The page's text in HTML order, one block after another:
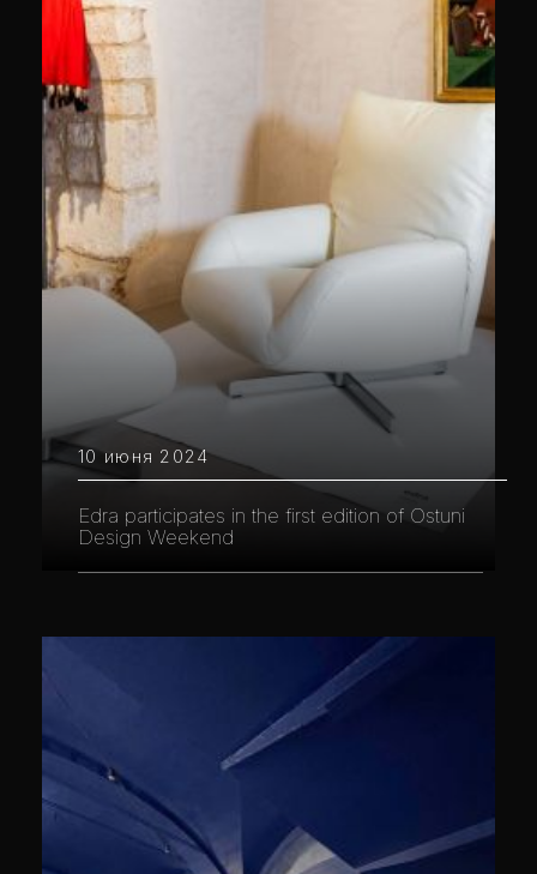
10 июня 2024
Edra participates in the first edition of Ostuni
Design Weekend